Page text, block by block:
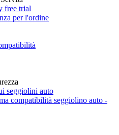
free trial
per l'ordine
seggiolini auto
compatibilità seggiolino auto -